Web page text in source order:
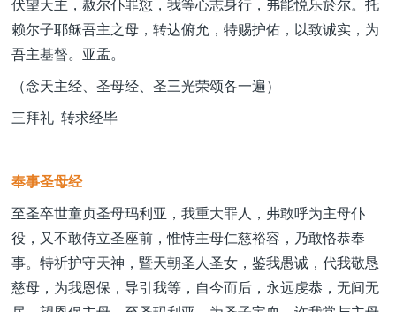
赖尔子耶稣吾主之母，转达俯允，特赐护佑，以致诚实，为
吾主基督。亚孟。
（念天主经、圣母经、圣三光荣颂各一遍）
三拜礼 转求经毕
奉事圣母经
至圣卒世童贞圣母玛利亚，我重大罪人，弗敢呼为主母仆
役，又不敢侍立圣座前，惟恃主母仁慈裕容，乃敢恪恭奉
事。特祈护守天神，暨天朝圣人圣女，鉴我愚诚，代我敬恳
慈母，为我恩保，导引我等，自今而后，永远虔恭，无间无